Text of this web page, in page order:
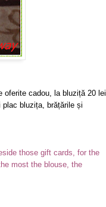
oferite cadou, la bluziță 20 lei
bluzița, brățările și
those gift cards, for the
most the blouse, the